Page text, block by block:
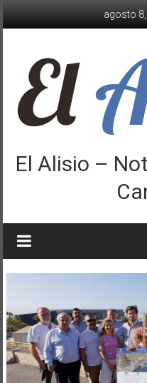
agosto
El Alisio –